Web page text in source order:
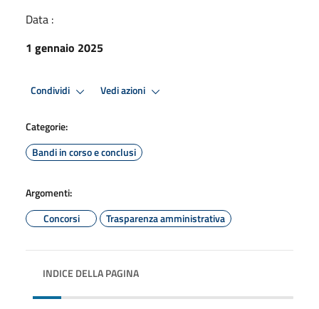
Data :
1 gennaio 2025
Condividi Vedi azioni
Categorie:
Bandi in corso e conclusi
Argomenti:
Concorsi
Trasparenza amministrativa
INDICE DELLA PAGINA